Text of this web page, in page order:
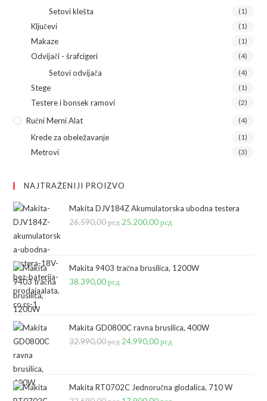
Setovi klešta (1)
Ključevi (1)
Makaze (1)
Odvijači - šrafcigeri (4)
Setovi odvijača (4)
Stege (1)
Testere i bonsek ramovi (2)
Ručni Merni Alat (4)
Krede za obeležavanje (1)
Metrovi (3)
NAJTRAŽENIJI PROIZVO
Makita DJV184Z Akumulatorska ubodna testera
26.590,00рсд Originalna
bila:
25.200,00рсд
25.200,00 рсд.
Makita 9403 tračna brusilica, 1200W
38.390,00рсд
Makita GD0800C ravna brusilica, 400W
32.990,00рсд Originalna
bila:
24.990,00рсд
24.990,00 рсд.
Makita RT0702C Jednoručna glodalica, 710 W